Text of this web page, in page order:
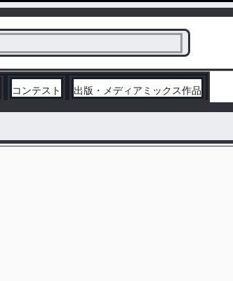
コンテスト 出版・メディアミックス作品